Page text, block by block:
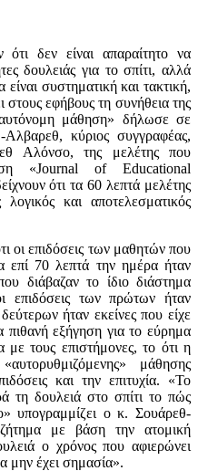
δεν είναι απαραίτητο να
δουλειάς για το σπίτι, αλλά
συστηματική και τακτική,
στους εφήβους τη συνήθεια της
μάθηση» δήλωσε σε
κύριος συγγραφέας,
Αλόνσο, της μελέτης που
«Journal of Educational
ότι τα 60 λεπτά μελέτης
και αποτελεσματικός
οι επιδόσεις των μαθητών που
επί 70 λεπτά την ημέρα ήταν
διάβαζαν το ίδιο διάστημα
επιδόσεις των πρώτων ήταν
ήταν εκείνες που είχε
πιθανή εξήγηση για το εύρημα
με τους επιστήμονες, το ότι η
μάθησης
και την επιτυχία. «Το
τη δουλειά στο σπίτι το πώς
υπογραμμίζει ο κ. Σουάρεθ-
με βάση την ατομική
ο χρόνος που αφιερώνει
μην έχει σημασία».